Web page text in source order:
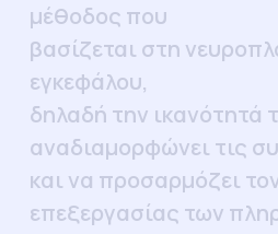
μέθοδος που
βασίζεται στη
εγκεφάλου,
δηλαδή την ικανότητά
αναδιαμορφώνει τις
και να προσαρμόζει
επεξεργασίας των